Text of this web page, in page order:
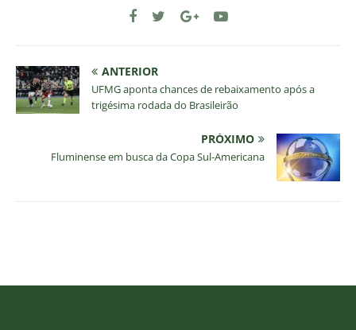
ANTERIOR
UFMG aponta chances de rebaixamento após a
trigésima rodada do Brasileirão
PRÓXIMO
Fluminense em busca da Copa Sul-Americana